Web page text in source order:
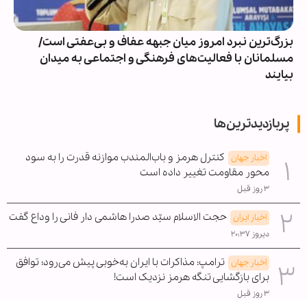
بزرگ‌ترین نبرد امروز میان جبهه عفاف و بی‌عفتی است/
مسلمانان با فعالیت‌های فرهنگی و اجتماعی به میدان
بیایند
پربازدیدترین‌ها
اخبار جهان کنترل هرمز و باب‌المندب موازنه قدرت را به سود
محور مقاومت تغییر داده است
۳ روز قبل
اخبار ایران حجت الاسلام سیّد صدرا هاشمی دار فانی را وداع گفت
دیروز ۲۰:۳۷
اخبار جهان ترامپ: مذاکرات با ایران به‌خوبی پیش می‌رود؛ توافق
برای بازگشایی تنگه هرمز نزدیک است!
۳ روز قبل